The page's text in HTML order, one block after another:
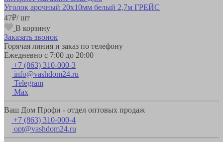
Уголок арочный 20х10мм белый 2,7м ГРЕЙС
47₽/ шт
В корзину
Заказать звонок
Горячая линия и заказ по телефону
Ежедневно с 7:00 до 20:00
+7 (863) 310-000-3
info@vashdom24.ru
Telegram
Max
Ваш Дом Профи - отдел оптовых продаж
+7 (863) 310-000-4
opt@vashdom24.ru